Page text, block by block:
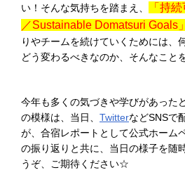
い！そんな気持ちを踏まえ、
「持
／Sustainable Domatsuri Goals」
りやチームを続けていくためには、
どう変わるべきなのか、そんなこと
今年も多くの気づきや学びがあった
の模様は、当日、 TwitterなどSNSで
が、合宿レポートとして公式ホーム
の振り返りと共に、当日の様子を随
うぞ、ご期待ください☆